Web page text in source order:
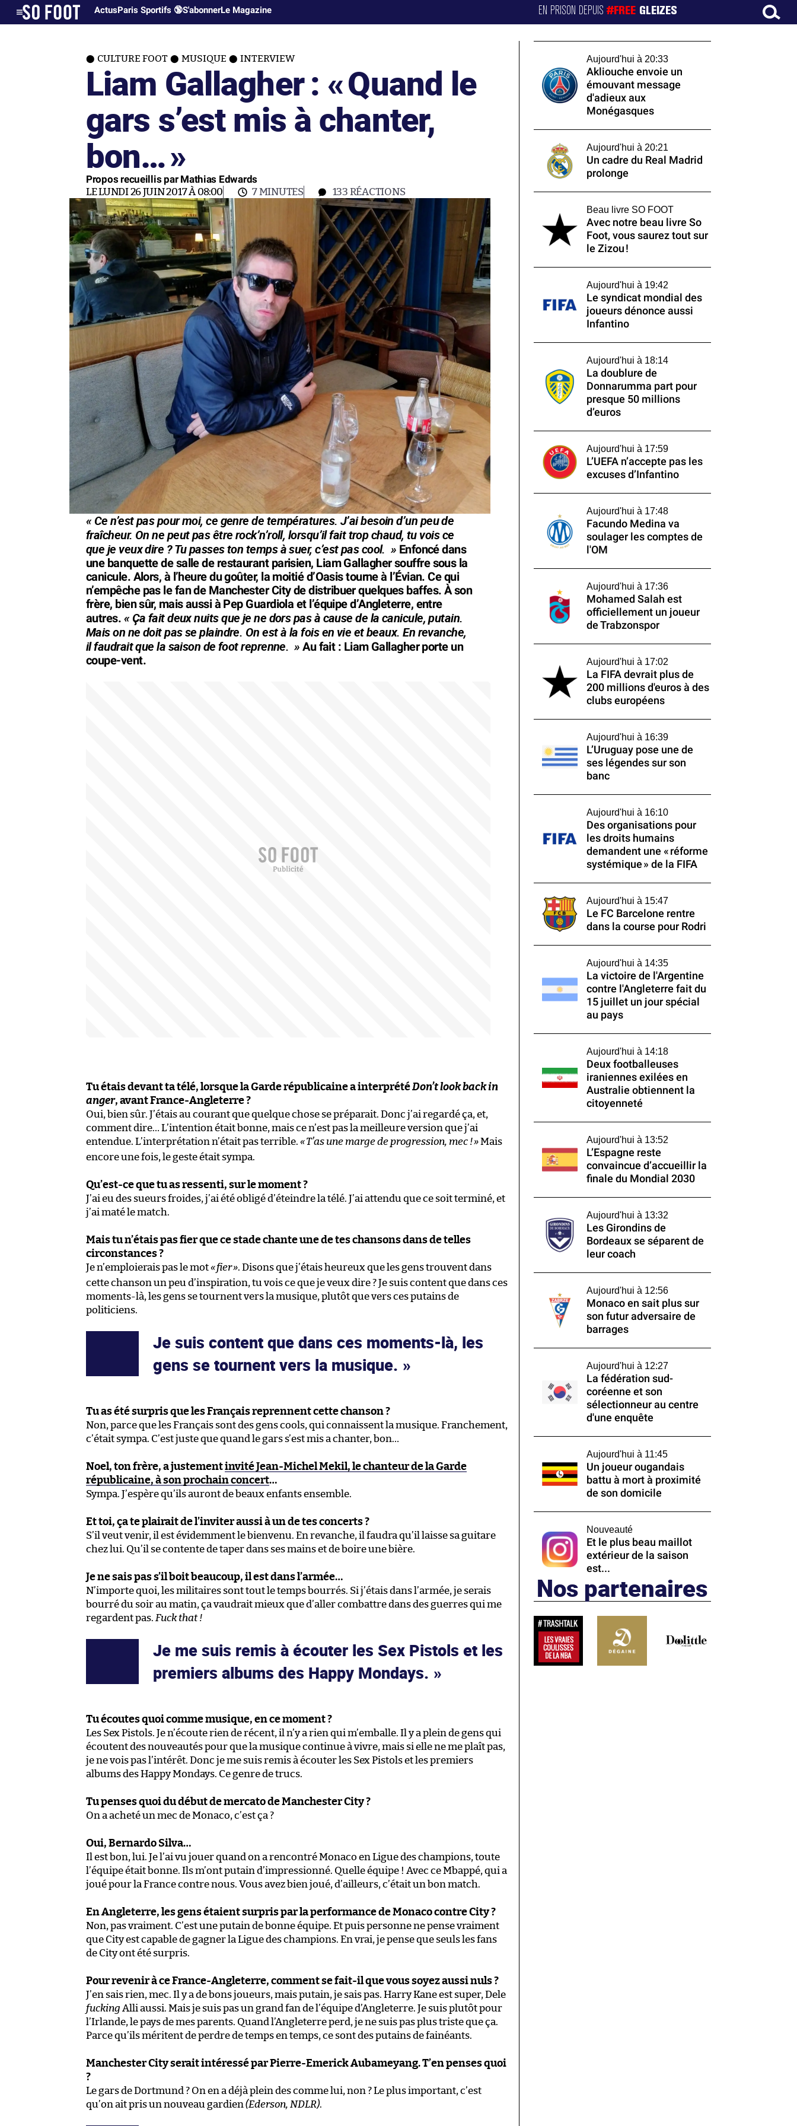
ActusParis Sportifs 🔞S'abonnerLe Magazine EN PRISON DEPUIS#FREE GLEIZES
CULTURE FOOT MUSIQUE INTERVIEW
Liam Gallagher : «Quand le
gars s’est mis à chanter,
bon…»
Propos recueillis par Mathias Edwards
LE LUNDI 26 JUIN 2017 À 08:00 7 MINUTES 133 RÉACTIONS
« Ce n’est pas pour moi, ce genre de températures. J’ai besoin d’un peu de
fraîcheur. On ne peut pas être rock’n’roll, lorsqu’il fait trop chaud, tu vois ce
que je veux dire ? Tu passes ton temps à suer, c’est pas cool. » Enfoncé dans
une banquette de salle de restaurant parisien, Liam Gallagher souffre sous la
canicule. Alors, à l’heure du goûter, la moitié d’Oasis tourne à l’Évian. Ce qui
n’empêche pas le fan de Manchester City de distribuer quelques baffes. À son
frère, bien sûr, mais aussi à Pep Guardiola et l’équipe d’Angleterre, entre
autres. « Ça fait deux nuits que je ne dors pas à cause de la canicule, putain.
Mais on ne doit pas se plaindre. On est à la fois en vie et beaux. En revanche,
il faudrait que la saison de foot reprenne. » Au fait : Liam Gallagher porte un
coupe-vent.
Tu étais devant ta télé, lorsque la Garde républicaine a interprétéDon’t look back in
anger, avant France-Angleterre ?
Oui, bien sûr. J’étais au courant que quelque chose se préparait. Donc j’ai regardé ça, et,
comment dire… L’intention était bonne, mais ce n’est pas la meilleure version que j’ai
entendue. L’interprétation n’était pas terrible. «T’as une marge de progression, mec !»Mais
encore une fois, le geste était sympa.
Qu’est-ce que tu as ressenti, sur le moment ?
J’ai eu des sueurs froides, j’ai été obligé d’éteindre la télé. J’ai attendu que ce soit terminé, et
j’ai maté le match.
Mais tu n’étais pas fier que ce stade chante une de tes chansons dans de telles
circonstances ?
Je n’emploierais pas le mot«fier». Disons que j’étais heureux que les gens trouvent dans
cette chanson un peu d’inspiration, tu vois ce que je veux dire ? Je suis content que dans ces
moments-là, les gens se tournent vers la musique, plutôt que vers ces putains de
politiciens.
Je suis content que dans ces moments-là, les
gens se tournent vers la musique.
Tu as été surpris que les Français reprennent cette chanson ?
Non, parce que les Français sont des gens cools, qui connaissent la musique. Franchement,
c’était sympa. C’est juste que quand le gars s’est mis a chanter, bon…
Noel, ton frère, a justementinvité Jean-Michel Mekil, le chanteur de la Garde
républicaine, à son prochain concert…
Sympa. J’espère qu’ils auront de beaux enfants ensemble.
Et toi, ça te plairait de l’inviter aussi à un de tes concerts ?
S’il veut venir, il est évidemment le bienvenu. En revanche, il faudra qu’il laisse sa guitare
chez lui. Qu’il se contente de taper dans ses mains et de boire une bière.
Je ne sais pas s’il boit beaucoup, il est dans l’armée…
N’importe quoi, les militaires sont tout le temps bourrés. Si j’étais dans l’armée, je serais
bourré du soir au matin, ça vaudrait mieux que d’aller combattre dans des guerres qui me
regardent pas. Fuck that !
Je me suis remis à écouter les Sex Pistols et les
premiers albums des Happy Mondays.
Tu écoutes quoi comme musique, en ce moment ?
Les Sex Pistols. Je n’écoute rien de récent, il n’y a rien qui m’emballe. Il y a plein de gens qui
écoutent des nouveautés pour que la musique continue à vivre, mais si elle ne me plaît pas,
je ne vois pas l’intérêt. Donc je me suis remis à écouter les Sex Pistols et les premiers
albums des Happy Mondays. Ce genre de trucs.
Tu penses quoi du début de mercato de Manchester City ?
On a acheté un mec de Monaco, c’est ça ?
Oui, Bernardo Silva…
Il est bon, lui. Je l’ai vu jouer quand on a rencontré Monaco en Ligue des champions, toute
l’équipe était bonne. Ils m’ont putain d’impressionné. Quelle équipe ! Avec ce Mbappé, qui a
joué pour la France contre nous. Vous avez bien joué, d’ailleurs, c’était un bon match.
En Angleterre, les gens étaient surpris par la performance de Monaco contre City ?
Non, pas vraiment. C’est une putain de bonne équipe. Et puis personne ne pense vraiment
que City est capable de gagner la Ligue des champions. En vrai, je pense que seuls les fans
de City ont été surpris.
Pour revenir à ce France-Angleterre, comment se fait-il que vous soyez aussi nuls ?
J’en sais rien, mec. Il y a de bons joueurs, mais putain, je sais pas. Harry Kane est super, Dele
fucking Alli aussi. Mais je suis pas un grand fan de l’équipe d’Angleterre. Je suis plutôt pour
l’Irlande, le pays de mes parents. Quand l’Angleterre perd, je ne suis pas plus triste que ça.
Parce qu’ils méritent de perdre de temps en temps, ce sont des putains de fainéants.
Manchester City serait intéressé par Pierre-Emerick Aubameyang. T’en penses quoi
?
Le gars de Dortmund ? On en a déjà plein des comme lui, non ? Le plus important, c’est
qu’on ait pris un nouveau gardien (Ederson, NDLR).
Aujourd'hui à 20:33
Akliouche envoie un
émouvant message
d'adieux aux
Monégasques
Aujourd'hui à 20:21
Un cadre du Real Madrid
prolonge
Beau livre SO FOOT
Avec notre beau livre So
Foot, vous saurez tout sur
le Zizou !
Aujourd'hui à 19:42
Le syndicat mondial des
joueurs dénonce aussi
Infantino
Aujourd'hui à 18:14
La doublure de
Donnarumma part pour
presque 50 millions
d’euros
Aujourd'hui à 17:59
L’UEFA n’accepte pas les
excuses d’Infantino
Aujourd'hui à 17:48
Facundo Medina va
soulager les comptes de
l'OM
Aujourd'hui à 17:36
Mohamed Salah est
officiellement un joueur
de Trabzonspor
Aujourd'hui à 17:02
La FIFA devrait plus de
200 millions d'euros à des
clubs européens
Aujourd'hui à 16:39
L’Uruguay pose une de
ses légendes sur son
banc
Aujourd'hui à 16:10
Des organisations pour
les droits humains
demandent une « réforme
systémique » de la FIFA
Aujourd'hui à 15:47
Le FC Barcelone rentre
dans la course pour Rodri
Aujourd'hui à 14:35
La victoire de l'Argentine
contre l'Angleterre fait du
15 juillet un jour spécial
au pays
Aujourd'hui à 14:18
Deux footballeuses
iraniennes exilées en
Australie obtiennent la
citoyenneté
Aujourd'hui à 13:52
L’Espagne reste
convaincue d’accueillir la
finale du Mondial 2030
Aujourd'hui à 13:32
Les Girondins de
Bordeaux se séparent de
leur coach
Aujourd'hui à 12:56
Monaco en sait plus sur
son futur adversaire de
barrages
Aujourd'hui à 12:27
La fédération sud-
coréenne et son
sélectionneur au centre
d'une enquête
Aujourd'hui à 11:45
Un joueur ougandais
battu à mort à proximité
de son domicile
Nouveauté
Et le plus beau maillot
extérieur de la saison
est...
Nos partenaires